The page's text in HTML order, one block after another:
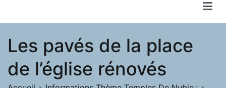
Les pavés de la place
de l’église rénovés